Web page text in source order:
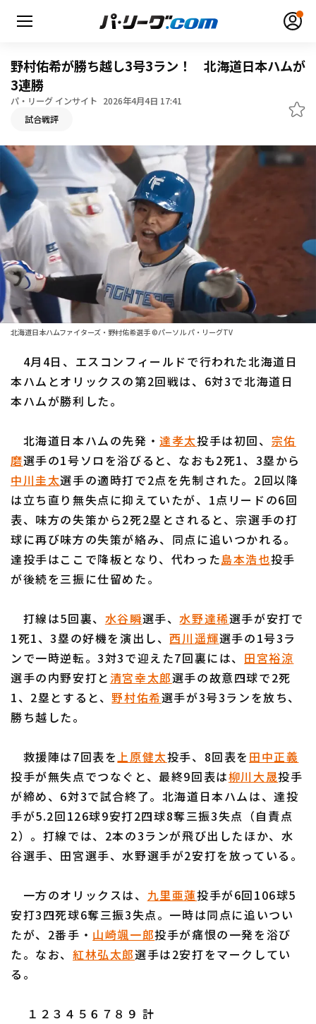
動画
日程・結果
順位表･成績
1軍公式戦
ファーム東地区
ファーム西地区
交流戦
選手名鑑
選手名鑑トップ
北海道日本ハムファイターズ
東北楽天ゴールデンイーグルス
千葉ロッテマリーンズ
オリックス・バファローズ
福岡ソフトバンクホークス
ニュース
設定
利用規約
運営会社（別ウィンドウで開く） よくある質問
特定商取引法の表示 アルバイト募集 （別ウィンドウで開く
野村佑希が勝ち越し3号3ラン！ 北海道日本ハムが
3連勝
パ・リーグ インサイト 2026年4月4日 17:41
試合戦評
北海道日本ハムファイターズ・野村佑希選手 ©パーソル パ・リーグTV
4月4日、エスコンフィールドで行われた北海道日
本ハムとオリックスの第2回戦は、6対3で北海道日
本ハムが勝利した。
北海道日本ハムの先発・達孝太投手は初回、 宗佑
磨選手の1号ソロを浴びると、なおも2死1、3塁から
中川圭太選手の適時打で2点を先制された。2回以降
は立ち直り無失点に抑えていたが、1点リードの6回
表、味方の失策から2死2塁とされると、宗選手の打
球に再び味方の失策が絡み、同点に追いつかれる。
達投手はここで降板となり、代わった島本浩也投手
が後続を三振に仕留めた。
打線は5回裏、 水谷瞬選手、水野達稀選手が安打で
1死1、3塁の好機を演出し、西川遥輝選手の1号3ラ
ンで一時逆転。3対3で迎えた7回裏には、 田宮裕涼
選手の内野安打と 清宮幸太郎選手の故意四球で2死
1、2塁とすると、野村佑希選手が3号3ランを放ち、
勝ち越した。
救援陣は7回表を上原健太投手、8回表を 田中正義
投手が無失点でつなぐと、最終9回表は柳川大晟投手
が締め、6対3で試合終了。北海道日本ハムは、達投
手が5.2回126球9安打2四球8奪三振3失点（自責点
2）。打線では、2本の3ランが飛び出したほか、水
谷選手、田宮選手、水野選手が2安打を放っている。
一方のオリックスは、 九里亜蓮投手が6回106球5
安打3四死球6奪三振3失点。一時は同点に追いつい
たが、2番手・ 山崎颯一郎投手が痛恨の一発を浴び
た。なお、 紅林弘太郎選手は2安打をマークしてい
る。
１２３４５６７８９ 計